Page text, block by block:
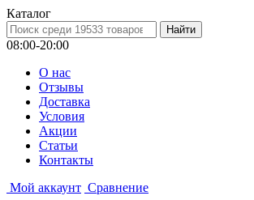
Каталог
08:00-20:00
О нас
Отзывы
Доставка
Условия
Aкции
Статьи
Контакты
Мой аккаунт Сравнение